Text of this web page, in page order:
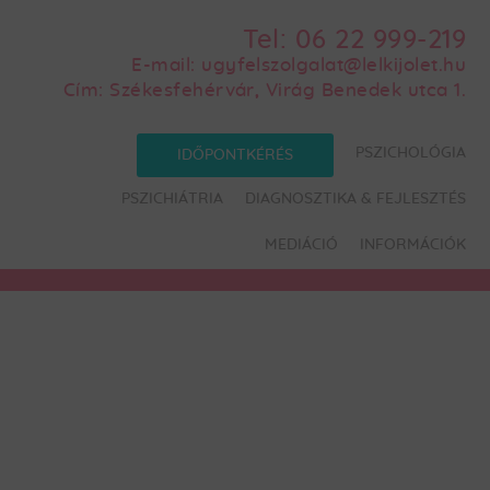
Tel: 06 22 999-219
E-mail: ugyfelszolgalat@lelkijolet.hu
Cím: Székesfehérvár, Virág Benedek utca 1.
IDŐPONTKÉRÉS PSZICHOLÓGIA
PSZICHIÁTRIA DIAGNOSZTIKA & FEJLESZTÉS
MEDIÁCIÓ INFORMÁCIÓK